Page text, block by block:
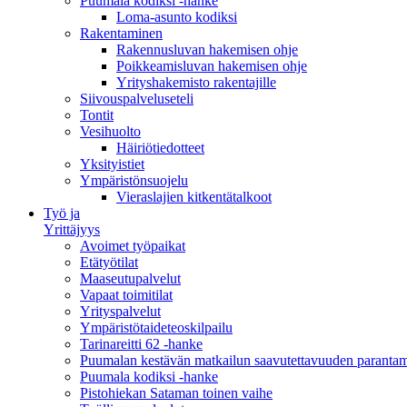
Loma-asunto kodiksi
Rakentaminen
Rakennusluvan hakemisen ohje
Poikkeamisluvan hakemisen ohje
Yrityshakemisto rakentajille
Siivouspalveluseteli
Tontit
Vesihuolto
Häiriötiedotteet
Yksityistiet
Ympäristönsuojelu
Vieraslajien kitkentätalkoot
Työ ja
Yrittäjyys
Avoimet työpaikat
Etätyötilat
Maaseutupalvelut
Vapaat toimitilat
Yrityspalvelut
Ympäristötaideteoskilpailu
Tarinareitti 62 -hanke
Puumalan kestävän matkailun saavutettavuuden
Puumala kodiksi -hanke
Pistohiekan Sataman toinen vaihe